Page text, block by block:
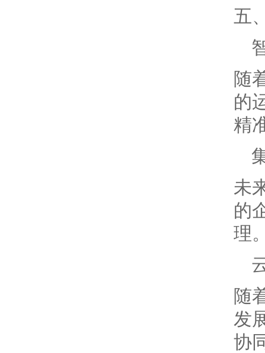
五
随
的
精
未
的
理
随
发
协